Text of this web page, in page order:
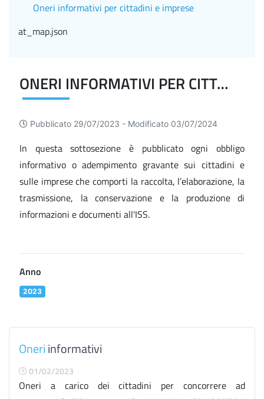
ONERI INFORMATIVI PER CITTADINI E IMPRESE
Pubblicato 29/07/2023 - Modificato 03/07/2024
In questa sottosezione è pubblicato ogni obbligo
informativo o adempimento gravante sui cittadini e
sulle imprese che comporti la raccolta, l’elaborazione, la
trasmissione, la conservazione e la produzione di
informazioni e documenti all'ISS.
Anno
2023
Oneriinformativi
01/02/2023
Oneri a carico dei cittadini per concorrere ad
Oneri informativi per cittadini e imprese
at_map.json